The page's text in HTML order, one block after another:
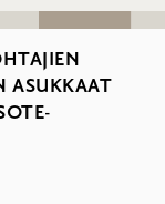
ASUKKAAT